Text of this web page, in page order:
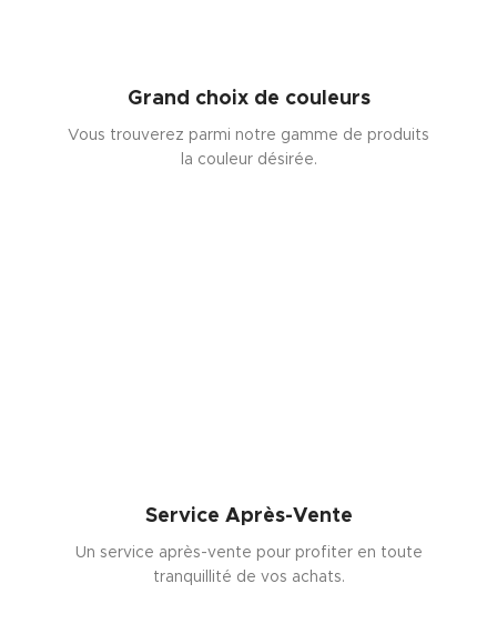
Grand choix de couleurs
Vous trouverez parmi notre gamme de produits
la couleur désirée.
Service Après-Vente
Un service après-vente pour profiter en toute
tranquillité de vos achats.